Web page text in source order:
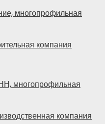
многопрофильная
компания
многопрофильная
компания